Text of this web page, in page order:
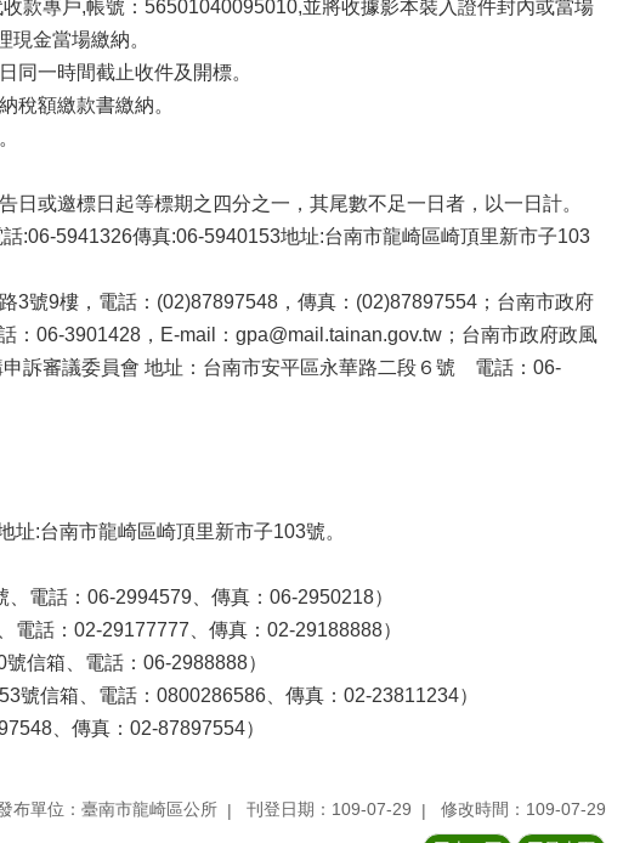
款專戶,帳號：56501040095010,並將收據影本裝入證件封內或當場
金當場繳納。
同一時間截止收件及開標。
稅額繳款書繳納。
或邀標日起等標期之四分之一，其尾數不足一日者，以一日計。
:06-5941326傳真:06-5940153地址:台南市龍崎區崎頂里新市子103
3號9樓，電話：(02)87897548，傳真：(02)87897554；台南市政府
06-3901428，E-mail：gpa@mail.tainan.gov.tw；台南市政府政風
訴審議委員會 地址：台南市安平區永華路二段６號 電話：06-
:台南市龍崎區崎頂里新市子103號。
電話：06-2994579、傳真：06-2950218）
話：02-29177777、傳真：02-29188888）
信箱、電話：06-2988888）
號信箱、電話：0800286586、傳真：02-23811234）
、傳真：02-87897554）
布單位：臺南市龍崎區公所 刊登日期：109-07-29 修改時間：109-07-29